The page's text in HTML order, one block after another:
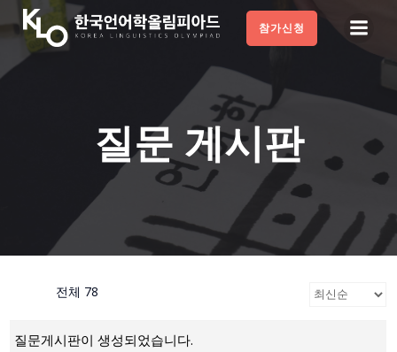
Skip
to
content
참가신청
질문 게시판
전체 78
질문게시판이 생성되었습니다.